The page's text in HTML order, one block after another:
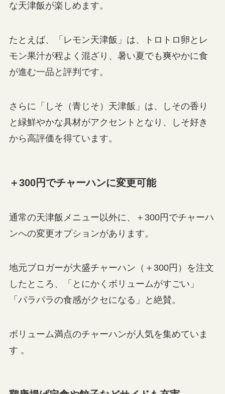
な天津飯が楽しめます。
たとえば、「レモン天津飯」は、トロトロ卵とレ
モン果汁が程よく混ざり、暑い夏でも爽やかに食
が進む一品と評判です。
さらに「しそ（青じそ）天津飯」は、しその香り
と緑鮮やかな具材がアクセントとなり、しそ好き
から高評価を得ています。
＋300円でチャーハンに変更可能
通常の天津飯メニュー以外に、＋300円でチャーハ
ンへの変更オプションがあります。
地元ブロガーが大盛チャーハン（＋300円）を注文
したところ、「とにかくボリュームがすごい」
「パラパラの食感がクセになる」と絶賛。
ボリューム満点のチャーハンが人気を集めていま
す 。